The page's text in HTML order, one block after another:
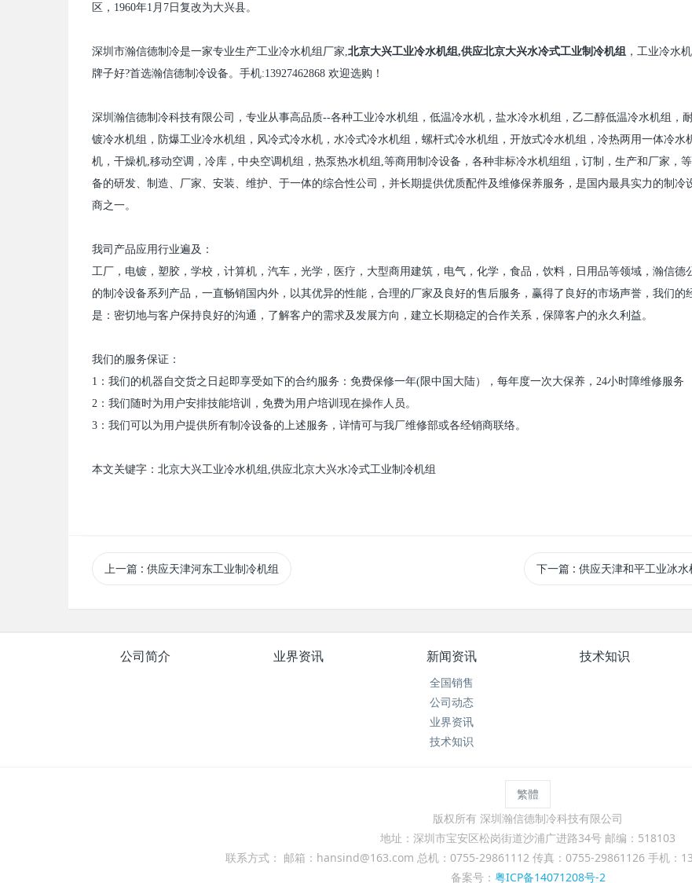
区， 1960年1 月 7 日复改为大兴县。
深圳市瀚信德制冷是一家专业生产工业冷水机组厂家 北京大兴工业冷水机组 ,供应北京大兴水冷式工业制冷机组 ，工业冷水
牌子好?首选瀚信德制冷设备。手机:13927462868 欢迎选购！
深圳瀚信德制冷科技有限公司，专业从事高品质--各种工业冷水机组，低温冷水机，盐水冷水机组，乙二醇低温冷水机组，
镀冷水机组，防爆工业冷水机组，风冷式冷水机，水冷式冷水机组，螺杆式冷水机组，开放式冷水机组，冷热两用一体冷水
机，干燥机 移动空调，冷库，中央空调机组，热泵热水机组 等商用制冷设备，各种非标冷水机组组，订制，生产和厂家，
备的研发、制造、厂家、安装、维护、于一体的综合性公司，并长期提供优质配件及维修保养服务，是国内最具实力的制冷
商之一。
我司产品应用行业遍及：
工厂，电镀，塑胶，学校，计算机，汽车，光学，医疗，大型商用建筑，电气，化学，食品，饮料，日用品等领域，瀚信德
的制冷设备系列产品，一直畅销国内外，以其优异的性能，合理的厂家及良好的售后服务，赢得了良好的市场声誉，我们的
是：密切地与客户保持良好的沟通，了解客户的需求及发展方向，建立长期稳定的合作关系，保障客户的永久利益。
我们的服务保证：
1 ：我们的机器自交货之日起即享受如下的合约服务：免费保修一年(限中国大陆），每年度一次大保养， 24小时障维修服务
2 ：我们随时为用户安排技能培训，免费为用户培训现在操作人员。
3 ：我们可以为用户提供所有制冷设备的上述服务，详情可与我厂维修部或各经销商联络。
本文关键字： 北京大兴工业冷水机组 供应北京大兴水冷式工业制冷机组
上一篇 : 供应天津河东工业制冷机组 下一篇 : 供应天津和平工业冰水
公司简介 业界资讯 新闻资讯
全国销售
公司动态
业界资讯
技术知识
技术知识
繁體
版权所有 深圳瀚信德制冷科技有限公司
地址：深圳市宝安区松岗街道沙浦广进路34号 邮编：518103
联系方式： 邮箱：hansind@163.com 总机：0755-29861112 传真：0755-29861126 手机：
备案号： 粤ICP备14071208号-2